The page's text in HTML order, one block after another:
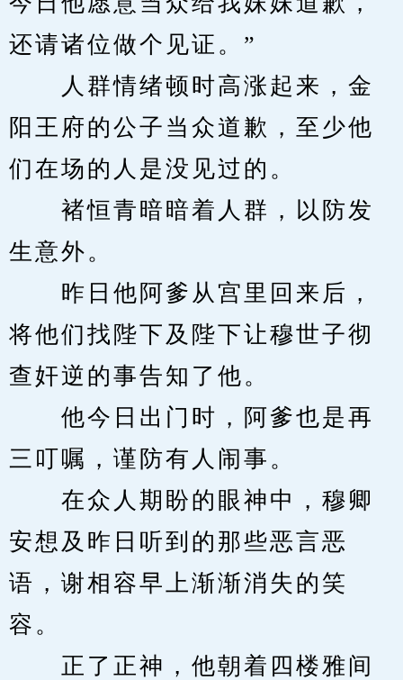
还请诸位做个见证。”
人群情绪顿时高涨起来，金
阳王府的公子当众道歉，至少他
们在场的人是没见过的。
褚恒青暗暗着人群，以防发
生意外。
昨日他阿爹从宫里回来后，
将他们找陛下及陛下让穆世子彻
查奸逆的事告知了他。
他今日出门时，阿爹也是再
三叮嘱，谨防有人闹事。
在众人期盼的眼神中，穆卿
安想及昨日听到的那些恶言恶
语，谢相容早上渐渐消失的笑
容。
正了正神，他朝着四楼雅间